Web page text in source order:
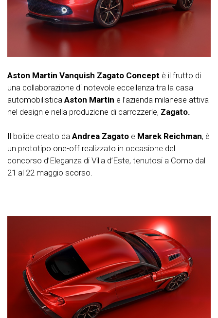
Aston Martin Vanquish Zagato Concept è il frutto di
una collaborazione di notevole eccellenza tra la casa
automobilistica Aston Martin e l’azienda milanese attiva
nel design e nella produzione di carrozzerie, Zagato.
Il bolide creato da Andrea Zagato e Marek Reichman, è
un prototipo one-off realizzato in occasione del
concorso d’Eleganza di Villa d’Este, tenutosi a Como dal
21 al 22 maggio scorso.